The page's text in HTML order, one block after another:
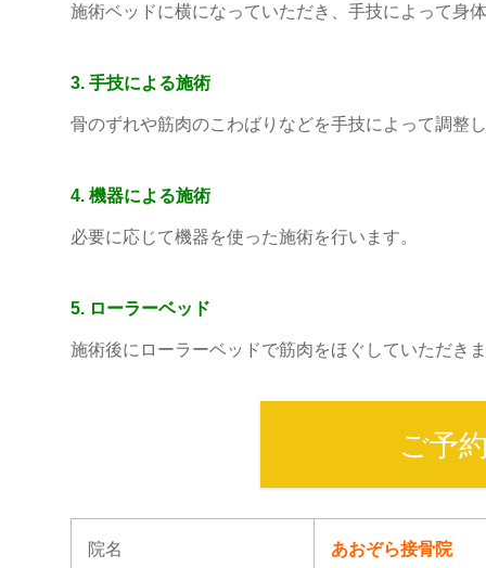
施術ベッドに横になっていただき、手技によって身
3. 手技による施術
骨のずれや筋肉のこわばりなどを手技によって調整
4. 機器による施術
必要に応じて機器を使った施術を行います。
5. ローラーベッド
施術後にローラーベッドで筋肉をほぐしていただき
ご予
院名 あおぞら接骨院